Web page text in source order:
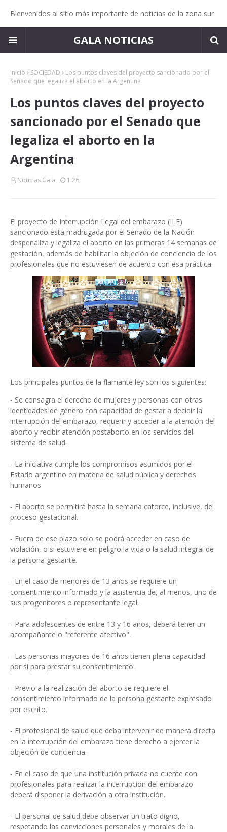
Bienvenidos al sitio más importante de noticias de la zona sur
GALA NOTICIAS
Inicio SOCIEDAD
Los puntos claves del proyecto sancionado por el
Senado que legaliza el aborto en la Argentina
Los puntos claves del proyecto
sancionado por el Senado que
legaliza el aborto en la
Argentina
Noticias Gala 1:26
El proyecto de Interrupción Legal del embarazo (ILE)
sancionado esta madrugada por el Senado de la Nación
despenaliza y legaliza el aborto en las primeras 14 semanas de
gestación, además de habilitar la objeción de conciencia de los
profesionales que no estuviesen de acuerdo con esa práctica.
Los principales puntos de la flamante ley son los siguientes:
- Se consagra el derecho de mujeres y personas con otras
identidades de género con capacidad de gestar a decidir la
interrupción del embarazo, requerir y acceder a la atención del
aborto y recibir atención postaborto en los servicios del
sistema de salud.
- La iniciativa cumple los compromisos asumidos por el
Estado argentino en materia de salud pública y derechos
humanos
- El aborto se permitirá hasta la semana catorce, inclusive, del
proceso gestacional.
- Fuera de ese plazo solo se podrá acceder en caso de
violación, o si estuviere en peligro la vida o la salud integral de
la persona gestante.
- En el caso de menores de 13 años se requiere un
consentimiento informado y la asistencia de, al menos, uno de
sus progenitores o representante legal.
- Para adolescentes de entre 13 y 16 años, deberá tener un
acompañante o "referente afectivo".
- Las personas mayores de 16 años tienen plena capacidad
por sí para prestar su consentimiento.
- Previo a la realización del aborto se requiere el
consentimiento informado de la persona gestante expresado
por escrito.
- El profesional de salud que deba intervenir de manera directa
en la interrupción del embarazo tiene derecho a ejercer la
objeción de conciencia.
- En el caso de que una institución privada no cuente con
profesionales para realizar la interrupción del embarazo
deberá disponer la derivación a otra institución.
- El personal de salud debe observar un trato digno,
respetando las convicciones personales y morales de la